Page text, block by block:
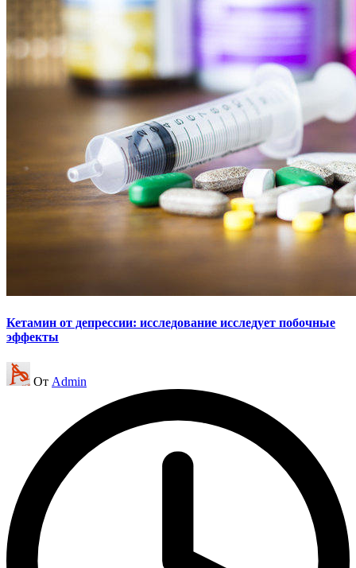
Кетамин от депрессии: исследование исследует побочные
эффекты
Запись
от
От Admin